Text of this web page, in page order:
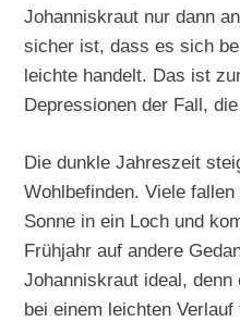
Johanniskraut nur dann
sicher ist, dass es sich
leichte handelt. Das ist
Depressionen der Fall,
Die dunkle Jahreszeit
Wohlbefinden. Viele
Sonne in ein Loch und
Frühjahr auf andere
Johanniskraut ideal,
bei einem leichten